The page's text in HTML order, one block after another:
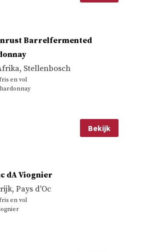
Barrelfermented
, Stellenbosch
en vol
Bekijk
dA Viognier
, Pays d'Oc
en vol